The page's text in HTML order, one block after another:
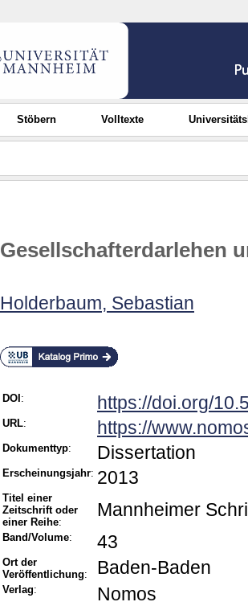
Stöbern Volltexte
Gesellschafterdarlehen
Holderbaum, Sebastian
DOI : https://doi.org/
URL: https://
Dokumenttyp: Dissertation
Erscheinungsjahr: 2013
Titel einer
Zeitschrift oder
einer Reihe:
Mannheimer
Band/Volume: 43
Ort der
Veröffentlichung: Baden-Baden
Verlag: Nomos